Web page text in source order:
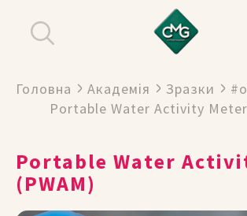
Головна Академія Зразки
Portable Water Activity Meter
Portable Water
(PWAM)